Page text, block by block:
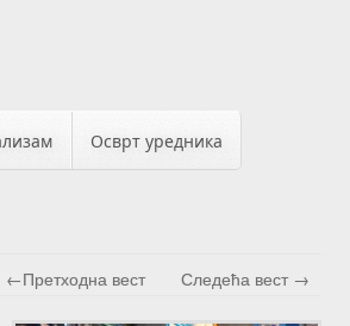
Осврт уредника
←Претходна вест Следећа вест →